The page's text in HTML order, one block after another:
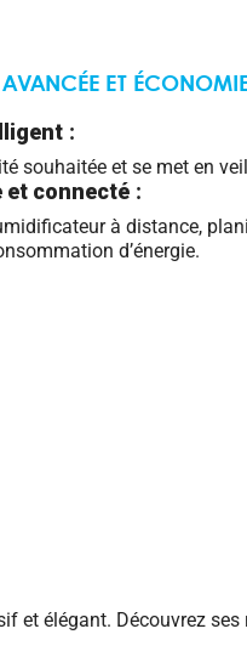
ET ÉCONOMIE
:
souhaitée et se met en
et connecté:
à distance,
d’énergie.
et élégant. Découvrez ses